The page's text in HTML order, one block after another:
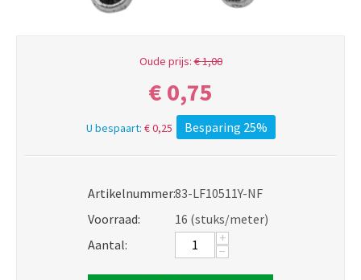
Oude prijs:€1,00
€ 0,75
U bespaart: €0,25 Besparing 25%
Artikelnummer:83-LF10511Y-NF
Voorraad:
16 (stuks/meter)
Aantal:
+
−